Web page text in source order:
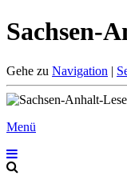
Sachsen-
Gehe zu Navigation |
Menü